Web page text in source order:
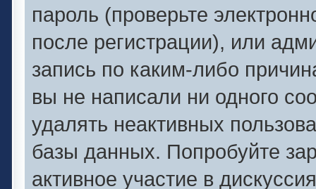
пароль (проверьте
после регистрации), или
запись по каким-либо
вы не написали ни одного
удалять неактивных
базы данных. Попробуйте
активное участие в